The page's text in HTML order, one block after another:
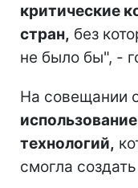
критические
стран, без
не было бы", -
На совещании
технологий,
смогла